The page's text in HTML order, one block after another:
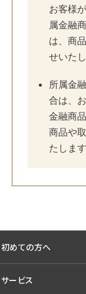
お客様
属金融
は、商
せいたし
所属金
合は、
金融商
商品や
たします
初めての方へ
サービス